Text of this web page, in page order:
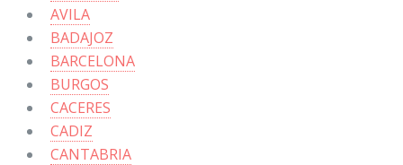
AVILA
BADAJOZ
BARCELONA
BURGOS
CACERES
CADIZ
CANTABRIA